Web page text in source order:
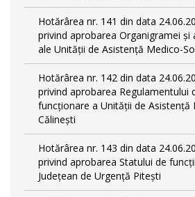
Hotărârea nr. 141 din data
privind aprobarea Organigramei și
ale Unității de Asistență Medico-
Hotărârea nr. 142 din data
privind aprobarea Regulamentului
funcționare a Unității de Asistență
Călinești
Hotărârea nr. 143 din data
privind aprobarea Statului de
Județean de Urgență Pitești